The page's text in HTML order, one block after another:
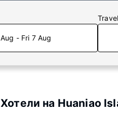
- Fri 7 Aug
Хотели на Huaniao